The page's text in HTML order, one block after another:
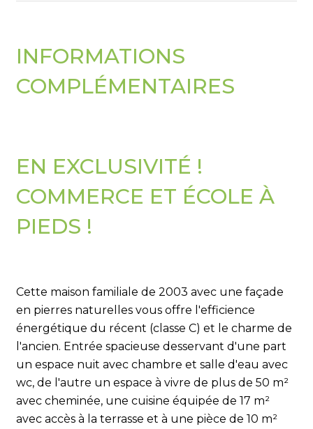
INFORMATIONS
COMPLÉMENTAIRES
EN EXCLUSIVITÉ !
COMMERCE ET ÉCOLE À
PIEDS !
Cette maison familiale de 2003 avec une façade
en pierres naturelles vous offre l'efficience
énergétique du récent (classe C) et le charme de
l'ancien. Entrée spacieuse desservant d'une part
un espace nuit avec chambre et salle d'eau avec
wc, de l'autre un espace à vivre de plus de 50 m²
avec cheminée, une cuisine équipée de 17 m²
avec accès à la terrasse et à une pièce de 10 m²